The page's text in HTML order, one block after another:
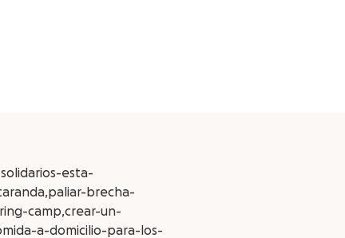
esta-
brecha-
camp,crear-un-
a-domicilio-para-los-